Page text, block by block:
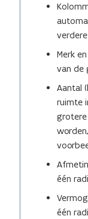
Merk
van de
Aantal
ruimte
grotere
één
één